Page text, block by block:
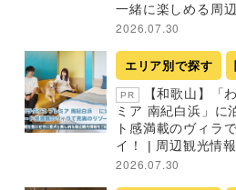
一緒に楽しめる周
2026.07.30
エリア別で探す
PR
【和歌山】「
ミア 南紀白浜」に
ト感満載のヴィラ
イ！ | 周辺観光情
2026.07.30